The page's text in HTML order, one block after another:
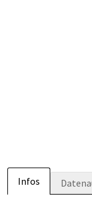
Infos